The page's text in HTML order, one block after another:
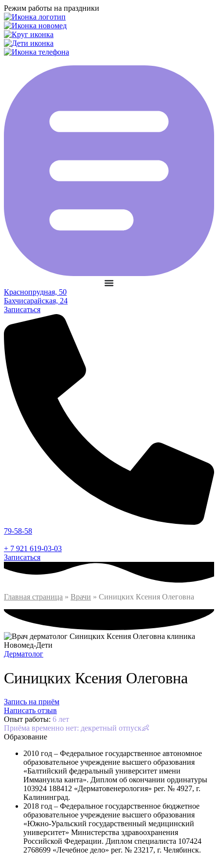
Режим работы на праздники
Краснопрудная, 50
Бахчисарайская, 24
Записаться
79-58-58
+ 7 921 619-03-03
Записаться
Главная страница » Врачи » Синицких Ксения Олеговна
Дерматолог
Синицких Ксения Олеговна
Запись на приём
Написать отзыв
Опыт работы: 6 лет
Приëма временно нет: декретный отпуск👶
Образование
2010 год – Федеральное государственное автономное
образовательное учреждение высшего образования
«Балтийский федеральный университет имени
Иммануила канта». Диплом об окончании ординатуры
103924 188412 «Дерматовенерология» рег. № 4927, г.
Калининград.
2018 год – Федеральное государственное бюджетное
образовательное учреждение высшего образования
«Южно-Уральский государственный медицинский
университет» Министерства здравоохранения
Российской Федерации. Диплом специалиста 107424
2768699 «Лечебное дело» рег. № 23217, г. Челябинск.